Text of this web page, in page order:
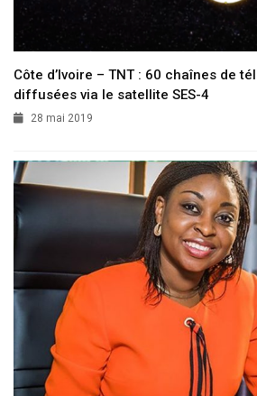
Côte d’Ivoire – TNT : 60 chaînes de
diffusées via le satellite SES-4
28 mai 2019